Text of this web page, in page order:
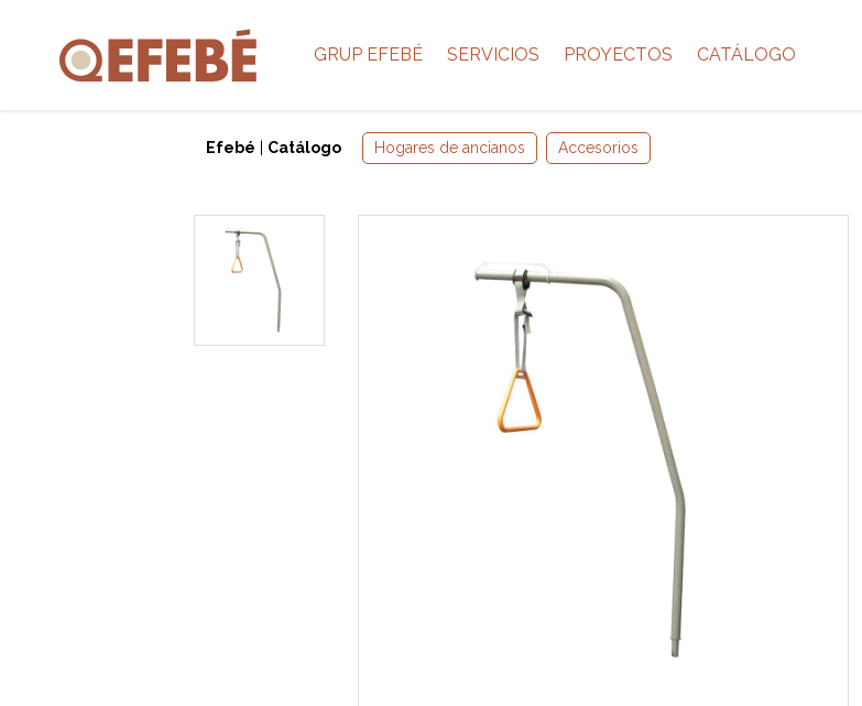
GRUP EFEBÉ SERVICIOS PROYECTOS CATÁLOGO
Efebé Catálogo Hogares de ancianos Accesorios